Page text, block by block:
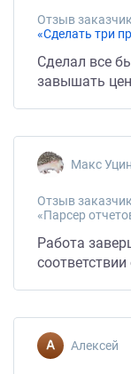
Отзыв
Сделал все
завышать
Макс Уцин
Отзыв
«Парсер
Работа
соответствии
Алексей